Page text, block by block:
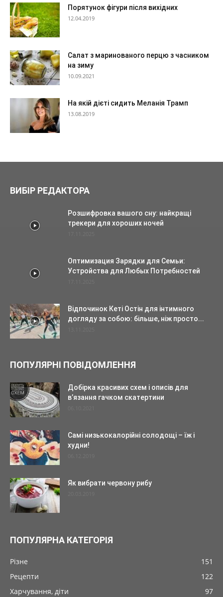
Порятунок фігури після вихідних
12.04.2019
Салат з маринованого перцю з часником
на зиму
10.09.2021
На якій дієті сидить Меланія Трамп
13.08.2019
ВИБІР РЕДАКТОРА
Розшифровка вашого сну: найкращі
трекери для хороших ночей
Оптимизация Зарядки для Семьи:
Устройства для Любых Потребностей
Відпочинок Кеті Остін для інтимного
догляду за собою: більше, ніж просто...
ПОПУЛЯРНІ ПОВІДОМЛЕННЯ
Добірка красивих схем і описів для
в’язання гачком скатертини
Самі низькокалорійні солодощі – їж і
худни!
Як вибрати червону рибу
ПОПУЛЯРНА КАТЕГОРІЯ
Різне
151
Рецепти
122
Харчування, діти
97